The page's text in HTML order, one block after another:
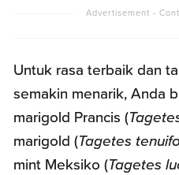
Untuk rasa terbaik dan
semakin menarik, Anda
marigold Prancis (
marigold (Tagetes
mint Meksiko (Tagetes